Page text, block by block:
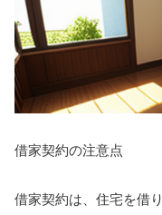
借家契約の注意点
借家契約は、住宅を借